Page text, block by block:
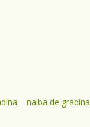
nalba de gradina